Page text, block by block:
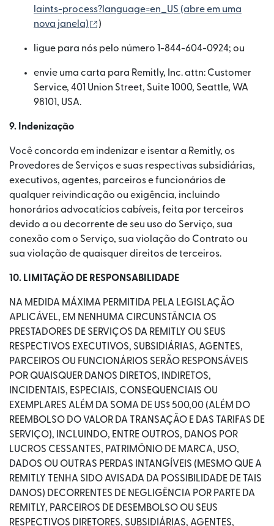
laints-process?language=en_US⁠ (abre em uma
nova janela)
(abre em uma nova janela)
)
ligue para nós pelo número 1-844-604-0924; ou
envie uma carta para Remitly, Inc. attn: Customer
Service, 401 Union Street, Suite 1000, Seattle, WA
98101, USA.
9. Indenização
Você concorda em indenizar e isentar a Remitly, os
Provedores de Serviços e suas respectivas subsidiárias,
executivos, agentes, parceiros e funcionários de
qualquer reivindicação ou exigência, incluindo
honorários advocatícios cabíveis, feita por terceiros
devido a ou decorrente de seu uso do Serviço, sua
conexão com o Serviço, sua violação do Contrato ou
sua violação de quaisquer direitos de terceiros.
10. LIMITAÇÃO DE RESPONSABILIDADE
NA MEDIDA MÁXIMA PERMITIDA PELA LEGISLAÇÃO
APLICÁVEL, EM NENHUMA CIRCUNSTÂNCIA OS
PRESTADORES DE SERVIÇOS DA REMITLY OU SEUS
RESPECTIVOS EXECUTIVOS, SUBSIDIÁRIAS, AGENTES,
PARCEIROS OU FUNCIONÁRIOS SERÃO RESPONSÁVEIS
POR QUAISQUER DANOS DIRETOS, INDIRETOS,
INCIDENTAIS, ESPECIAIS, CONSEQUENCIAIS OU
EXEMPLARES ALÉM DA SOMA DE US$ 500,00 (ALÉM DO
REEMBOLSO DO VALOR DA TRANSAÇÃO E DAS TARIFAS DE
SERVIÇO), INCLUINDO, ENTRE OUTROS, DANOS POR
LUCROS CESSANTES, PATRIMÔNIO DE MARCA, USO,
DADOS OU OUTRAS PERDAS INTANGÍVEIS (MESMO QUE A
REMITLY TENHA SIDO AVISADA DA POSSIBILIDADE DE TAIS
DANOS) DECORRENTES DE NEGLIGÊNCIA POR PARTE DA
REMITLY, PARCEIROS DE DESEMBOLSO OU SEUS
RESPECTIVOS DIRETORES, SUBSIDIÁRIAS, AGENTES,